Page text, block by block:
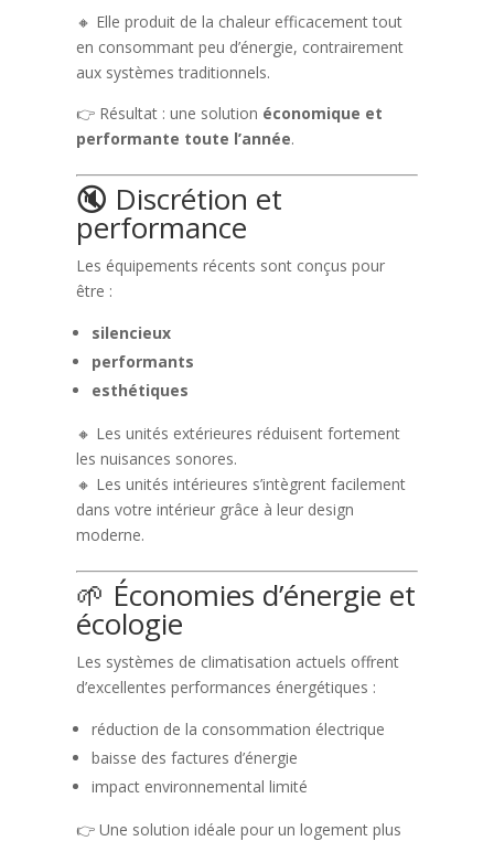
🔸 Elle produit de la chaleur efficacement tout
en consommant peu d’énergie, contrairement
aux systèmes traditionnels.
👉 Résultat : une solution économique et
performante toute l’année.
🔇 Discrétion et
performance
Les équipements récents sont conçus pour
être :
silencieux
performants
esthétiques
🔸 Les unités extérieures réduisent fortement
les nuisances sonores.
🔸 Les unités intérieures s’intègrent facilement
dans votre intérieur grâce à leur design
moderne.
🌱 Économies d’énergie et
écologie
Les systèmes de climatisation actuels offrent
d’excellentes performances énergétiques :
réduction de la consommation électrique
baisse des factures d’énergie
impact environnemental limité
👉 Une solution idéale pour un logement plus